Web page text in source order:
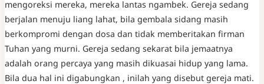
mengoreksi mereka, mereka lantas ngambek. Gereja sedang
berjalan menuju liang lahat, bila gembala sidang masih
berkompromi dengan dosa dan tidak memberitakan firman
Tuhan yang murni. Gereja sedang sekarat bila jemaatnya
adalah orang percaya yang masih dikuasai hidup yang lama.
Bila dua hal ini digabungkan , inilah yang disebut gereja mati.